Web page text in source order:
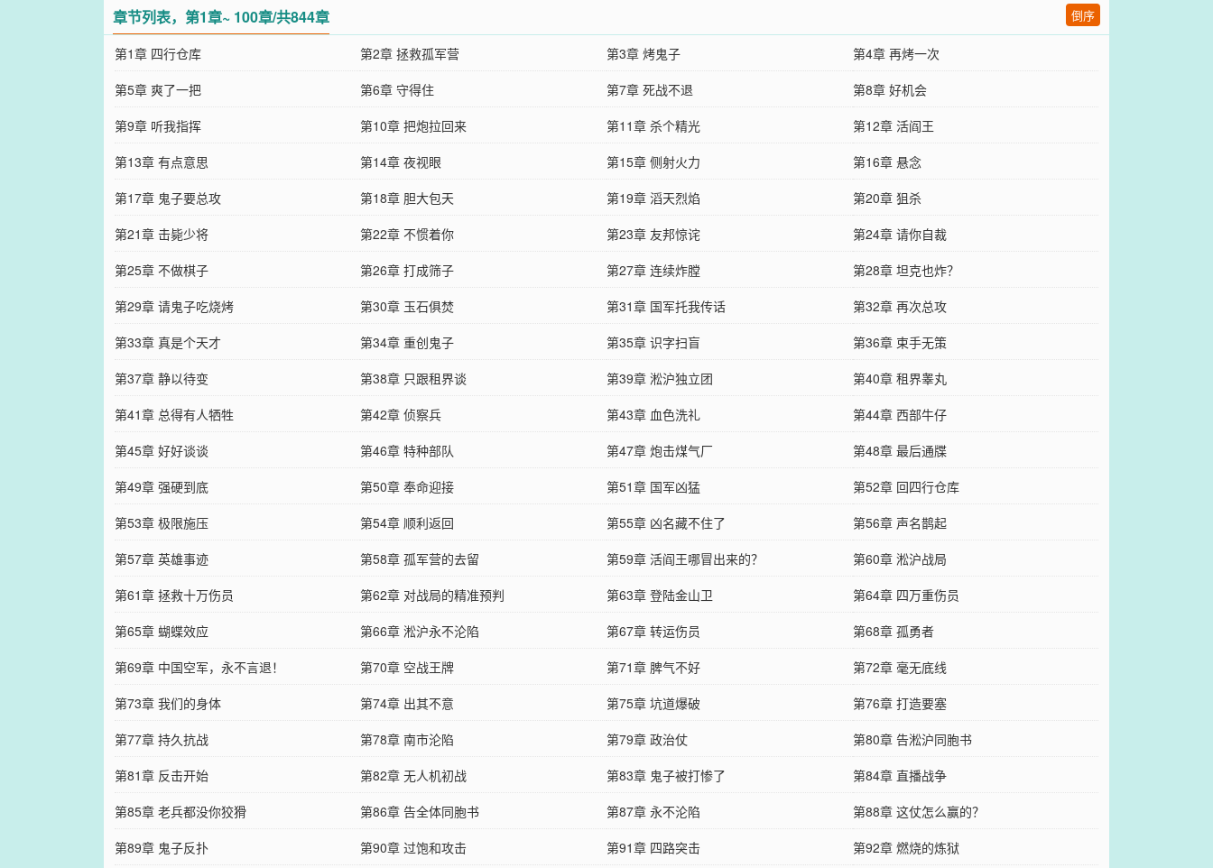
章节列表，第1章~ 100章/共844章 倒序
第1章 四行仓库 第2章 拯救孤军营 第3章 烤鬼子
第4章 再烤一次
第5章 爽了一把
第6章 守得住 第7章 死战不退
第8章 好机会
第9章 听我指挥
第10章 把炮拉回来 第11章 杀个精光
第12章 活阎王
第13章 有点意思
第14章 夜视眼 第15章 侧射火力
第16章 悬念
第17章 鬼子要总攻
第18章 胆大包天 第19章 滔天烈焰
第20章 狙杀
第21章 击毙少将
第22章 不惯着你 第23章 友邦惊诧
第24章 请你自裁
第25章 不做棋子
第26章 打成筛子 第27章 连续炸膛
第28章 坦克也炸？
第29章 请鬼子吃烧烤
第30章 玉石俱焚 第31章 国军托我传话
第32章 再次总攻
第33章 真是个天才
第34章 重创鬼子 第35章 识字扫盲
第36章 束手无策
第37章 静以待变
第38章 只跟租界谈 第39章 淞沪独立团
第40章 租界睾丸
第41章 总得有人牺牲
第42章 侦察兵 第43章 血色洗礼
第44章 西部牛仔
第45章 好好谈谈
第46章 特种部队 第47章 炮击煤气厂
第48章 最后通牒
第49章 强硬到底
第50章 奉命迎接 第51章 国军凶猛
第52章 回四行仓库
第53章 极限施压
第54章 顺利返回 第55章 凶名藏不住了
第56章 声名鹊起
第57章 英雄事迹
第58章 孤军营的去留 第59章 活阎王哪冒出来的？
第60章 淞沪战局
第61章 拯救十万伤员
第62章 对战局的精准预判 第63章 登陆金山卫
第64章 四万重伤员
第65章 蝴蝶效应
第66章 淞沪永不沦陷 第67章 转运伤员
第68章 孤勇者
第69章 中国空军，永不言退！
第70章 空战王牌 第71章 脾气不好
第72章 毫无底线
第73章 我们的身体
第74章 出其不意 第75章 坑道爆破
第76章 打造要塞
第77章 持久抗战
第78章 南市沦陷 第79章 政治仗
第80章 告淞沪同胞书
第81章 反击开始
第82章 无人机初战 第83章 鬼子被打惨了
第84章 直播战争
第85章 老兵都没你狡猾
第86章 告全体同胞书 第87章 永不沦陷
第88章 这仗怎么赢的？
第89章 鬼子反扑
第90章 过饱和攻击 第91章 四路突击 第92章 燃烧的炼狱